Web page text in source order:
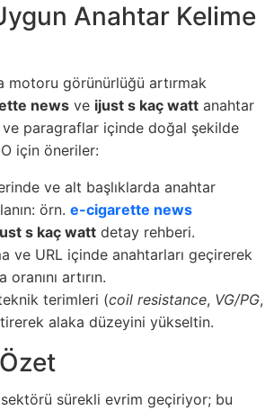
Anahtar Kelime
motoru görünürlüğü artırmak
news ve ijust s kaç watt anahtar
ve paragraflar içinde doğal şekilde
için öneriler:
ve alt başlıklarda anahtar
örn. e-cigarette news
s kaç watt detay rehberi.
ve URL içinde anahtarları geçirerek
artırın.
terimleri (coil resistance, VG/PG,
alaka düzeyini yükseltin.
sürekli evrim geçiriyor; bu